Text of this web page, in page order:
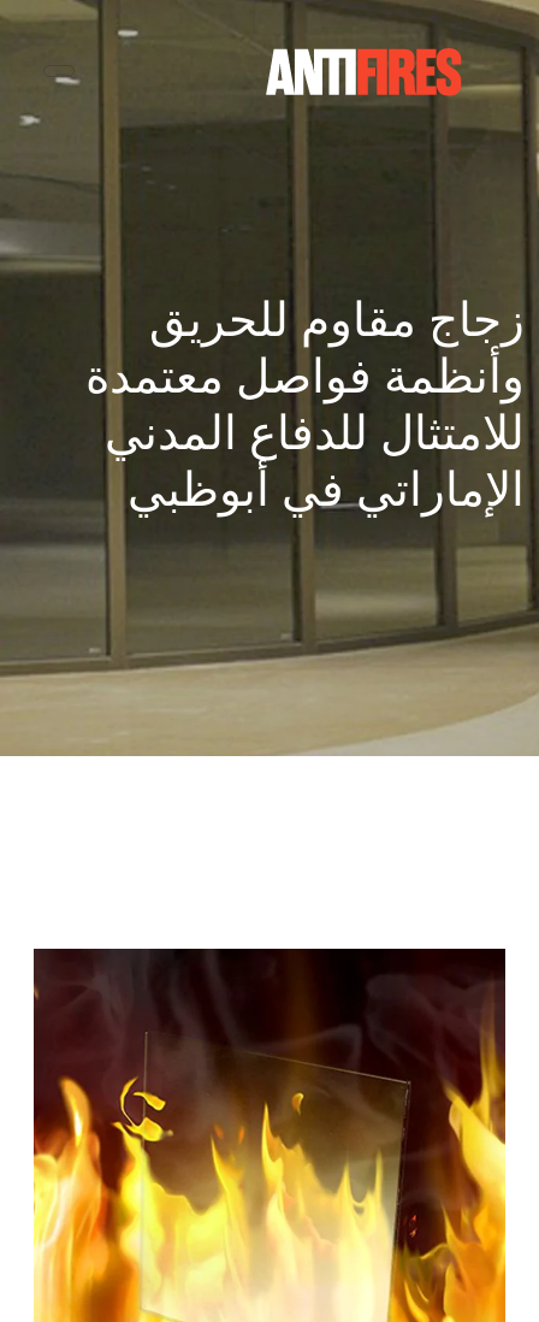
زجاج مقاوم للحريق
وأنظمة فواصل معتمدة
للامتثال للدفاع المدني
الإماراتي في أبوظبي